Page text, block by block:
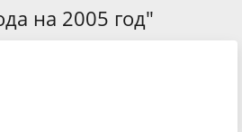
на 2005 год"